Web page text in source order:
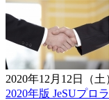
2020年12月12日（土
2020年版 JeSUプロ